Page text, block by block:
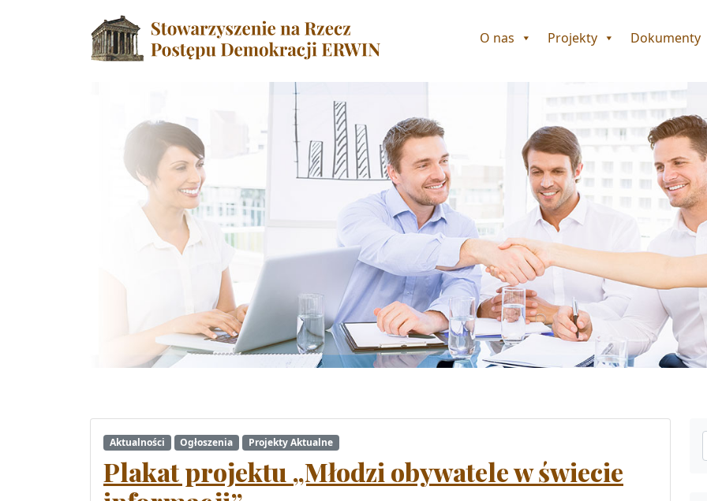
O nas Projekty Dokumenty
Aktualności Ogłoszenia Projekty Aktualne
Plakat projektu „Młodzi obywatele w świecie